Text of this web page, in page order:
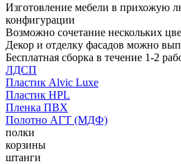
Изготовление мебели в прихожую
конфигурации
Возможно сочетание нескольких
Декор и отделку фасадов можно
Бесплатная сборка в течение 1-2
ЛДСП
Пластик Alvic Luxe
Пластик HPL
Пленка ПВХ
Полотно АГТ (МДФ)
полки
корзины
штанги